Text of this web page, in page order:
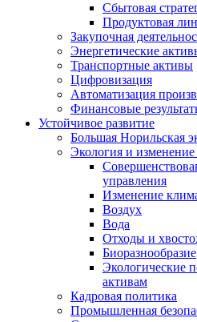
Сбытовая
Продуктовая
Закупочная
Энергетические
Транспортные активы
Цифровизация
Автоматизация
Финансовые
Устойчивое развитие
Большая Норильская
Экология и изменение
управления
Изменение
Воздух
Вода
Отходы и
Биоразнообразие
Экологические
активам
Кадровая политика
Промышленная